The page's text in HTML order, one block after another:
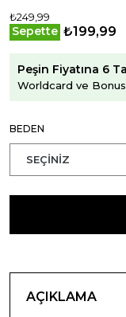
₺249,99
Sepette ₺199,99
Peşin Fiyatına 6
Worldcard ve
BEDEN
AÇIKLAMA